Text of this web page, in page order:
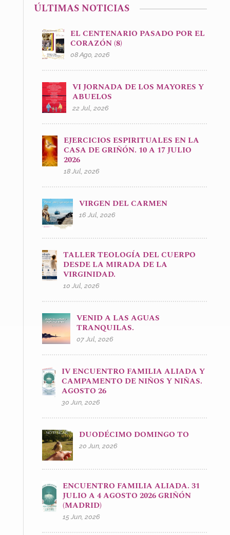
ÚLTIMAS NOTICIAS
EL CENTENARIO PASADO POR EL
CORAZÓN (8)
08 Ago, 2026
VI JORNADA DE LOS MAYORES Y
ABUELOS
22 Jul, 2026
EJERCICIOS ESPIRITUALES EN LA
CASA DE GRIÑÓN. 10 A 17 JULIO
2026
18 Jul, 2026
VIRGEN DEL CARMEN
16 Jul, 2026
TALLER TEOLOGÍA DEL CUERPO
DESDE LA MIRADA DE LA
VIRGINIDAD.
10 Jul, 2026
VENID A LAS AGUAS
TRANQUILAS.
07 Jul, 2026
IV ENCUENTRO FAMILIA ALIADA Y
CAMPAMENTO DE NIÑOS Y NIÑAS.
AGOSTO 26
30 Jun, 2026
DUODÉCIMO DOMINGO TO
20 Jun, 2026
ENCUENTRO FAMILIA ALIADA. 31
JULIO A 4 AGOSTO 2026 GRIÑÓN
(MADRID)
15 Jun, 2026